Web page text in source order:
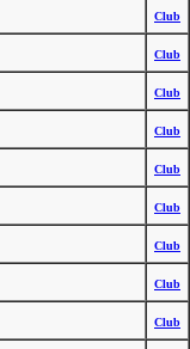
Club
Club
Club
Club
Club
Club
Club
Club
Club